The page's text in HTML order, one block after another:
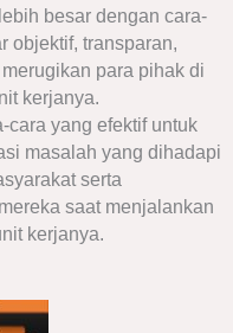
besar dengan cara-
objektif, transparan,
para pihak di
kerjanya.
cara yang efektif untuk
masalah yang dihadapi
serta
saat menjalankan
kerjanya.